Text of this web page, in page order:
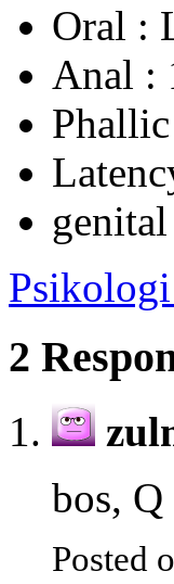
Oral :
Anal :
Psikologi
2
bos,
Posted